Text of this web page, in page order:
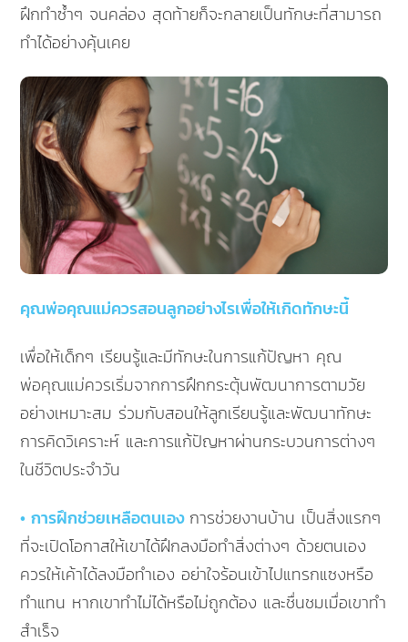
ฝึกทำซ้ำๆ จนคล่อง สุดท้ายก็จะกลายเป็นทักษะที่สามารถ
ทำได้อย่างคุ้นเคย
คุณพ่อคุณแม่ควรสอนลูกอย่างไรเพื่อให้เกิดทักษะนี้
เพื่อให้เด็กๆ เรียนรู้และมีทักษะในการแก้ปัญหา คุณ
พ่อคุณแม่ควรเริ่มจากการฝึกกระตุ้นพัฒนาการตามวัย
อย่างเหมาะสม ร่วมกับสอนให้ลูกเรียนรู้และพัฒนาทักษะ
การคิดวิเคราะห์ และการแก้ปัญหาผ่านกระบวนการต่างๆ
ในชีวิตประจำวัน
• การฝึกช่วยเหลือตนเอง การช่วยงานบ้าน เป็นสิ่งแรกๆ
ที่จะเปิดโอกาสให้เขาได้ฝึกลงมือทำสิ่งต่างๆ ด้วยตนเอง
ควรให้เค้าได้ลงมือทำเอง อย่าใจร้อนเข้าไปแทรกแซงหรือ
ทำแทน หากเขาทำไม่ได้หรือไม่ถูกต้อง และชื่นชมเมื่อเขาทำ
สำเร็จ